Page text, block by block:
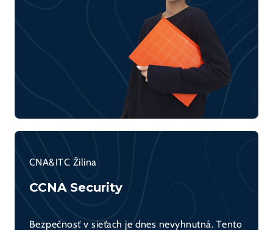
CNA&ITC Žilina
CCNA Security
Bezpečnosť v sieťach je dnes nevyhnutná. Tento